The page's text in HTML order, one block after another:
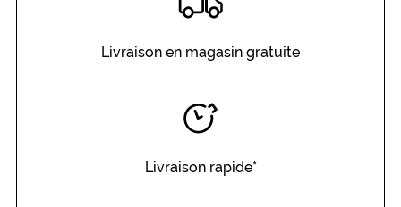
Livraison en magasin gratuite
Livraison rapide*